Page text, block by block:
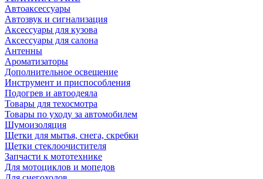
Автоаксессуары
Автозвук и сигнализация
Аксессуары для кузова
Аксессуары для салона
Антенны
Ароматизаторы
Дополнительное освещение
Инструмент и приспособления
Подогрев и автоодеяла
Товары для техосмотра
Товары по уходу за автомобилем
Шумоизоляция
Щетки для мытья, снега, скребки
Щетки стеклоочистителя
Запчасти к мототехнике
Для мотоциклов и мопедов